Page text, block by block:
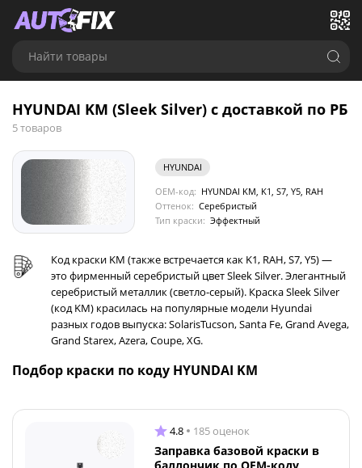
Найти товары
HYUNDAI KM (Sleek Silver) с доставкой по РБ
5 товаров
HYUNDAI
OEM-код: HYUNDAI KM, K1, S7, Y5, RAH
Оттенок: Серебристый
Тип краски: Эффектный
Код краски KM (также встречается как K1, RAH, S7, Y5) —
это фирменный серебристый цвет Sleek Silver. Элегантный
серебристый металлик (светло-серый). Краска Sleek Silver
(код KM) красилась на популярные модели Hyundai
разных годов выпуска: SolarisTucson, Santa Fe, Grand Avega,
Grand Starex, Azera, Coupe, XG.
Подбор краски по коду HYUNDAI KM
4.8 185 оценок
Заправка базовой краски в